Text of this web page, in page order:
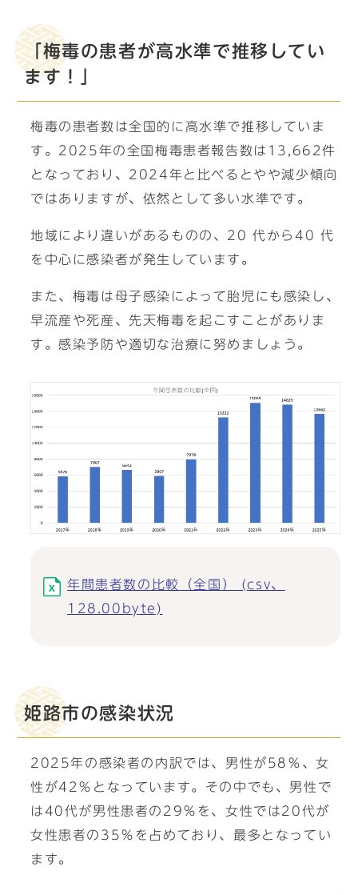
「梅毒の患者が高水準で推移してい
ます！」
梅毒の患者数は全国的に高水準で推移していま
す。2025年の全国梅毒患者報告数は13,662件
となっており、2024年と比べるとやや減少傾向
ではありますが、依然として多い水準です。
地域により違いがあるものの、20 代から40 代
を中心に感染者が発生しています。
また、梅毒は母子感染によって胎児にも感染し、
早流産や死産、先天梅毒を起こすことがありま
す。感染予防や適切な治療に努めましょう。
年間患者数の比較（全国） (csv、
128.00byte)
姫路市の感染状況
2025年の感染者の内訳では、男性が58％、女
性が42％となっています。その中でも、男性で
は40代が男性患者の29％を、女性では20代が
女性患者の35％を占めており、最多となってい
ます。